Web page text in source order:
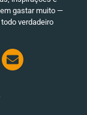
gastar muito —
verdadeiro